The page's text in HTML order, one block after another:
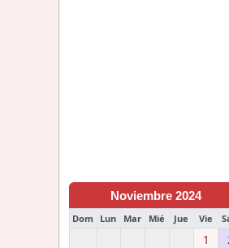
Noviembre 2024
Dom Lun Mar Mié Jue Vie
1